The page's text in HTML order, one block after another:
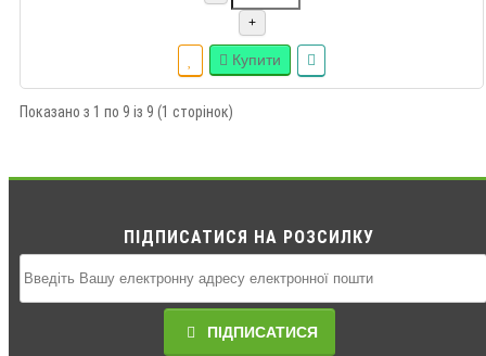
+
Купити
Показано з 1 по 9 із 9 (1 сторінок)
ПІДПИСАТИСЯ НА РОЗСИЛКУ
ПІДПИСАТИСЯ